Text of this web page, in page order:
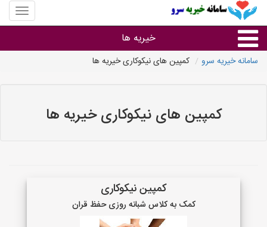
منوی
سایت
خیریه
خیریه ها
سامانه خیریه سرو کمپین های نیکوکاری خیریه ها
کمپین های نیکوکاری خیریه ها
کمپین نیکوکاری
کمک به کلاس شبانه روزی حفظ قران